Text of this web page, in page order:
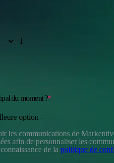
Quel est votre sujet principal du moment ?*
les communications de
afin de personnaliser les
de la politique de